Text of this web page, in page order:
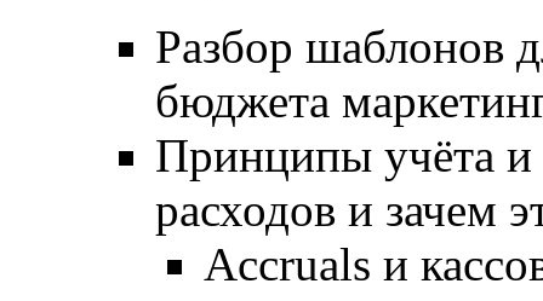
Разбор шаблонов
бюджета
Принципы учёта и
расходов и зачем
Accruals и